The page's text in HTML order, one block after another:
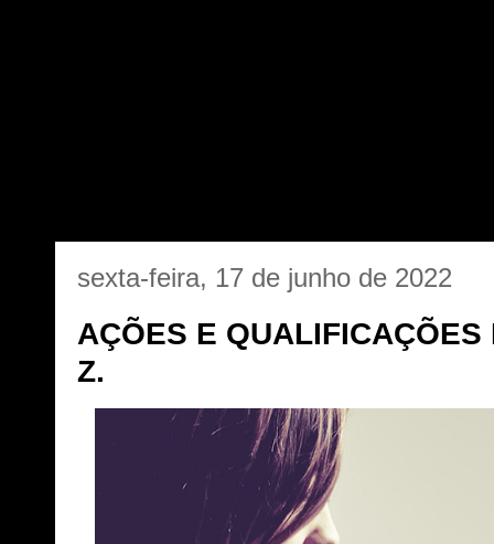
sexta-feira, 17 de junho de 2022
AÇÕES E QUALIFICAÇÕES
Z.